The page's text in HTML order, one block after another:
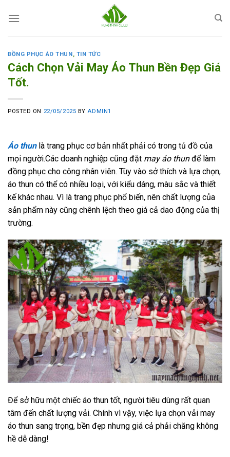
ĐỒNG PHỤC ÁO THUN, TIN TỨC
Cách Chọn Vải May Áo Thun Bền Đẹp Giá
Tốt.
POSTED ON 22/05/2025 BY ADMIN1
Áo thunlà trang phục cơ bản nhất phải có trong tủ đồ của
mọi người.Các doanh nghiệp cũng đặt may áo thunđể làm
đồng phục cho công nhân viên. Tùy vào sở thích và lựa chọn,
áo thun có thể có nhiều loại, với kiểu dáng, màu sắc và thiết
kế khác nhau. Vì là trang phục phổ biến, nên chất lượng của
sản phẩm này cũng chênh lệch theo giá cả dao động của thị
trường.
Để sở hữu một chiếc áo thun tốt, người tiêu dùng rất quan
tâm đến chất lượng vải. Chính vì vậy, việc lựa chọn vải may
áo thun sang trọng, bền đẹp nhưng giá cả phải chăng không
hề dễ dàng!